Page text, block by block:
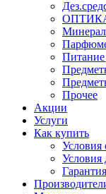
ОПТИКА
Питание
Прочее
Акции
Услуги
Как купить
Условия
Условия